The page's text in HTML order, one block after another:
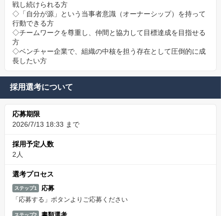
戦し続けられる方
◇「自分が源」という当事者意識（オーナーシップ）を持って
行動できる方
◇チームワークを尊重し、仲間と協力して目標達成を目指せる
方
◇ベンチャー企業で、組織の中核を担う存在として圧倒的に成
長したい方
採用選考について
応募期限
2026/7/13 18:33 まで
採用予定人数
2人
選考プロセス
ステップ1
応募
「応募する」ボタンよりご応募ください
ステップ2